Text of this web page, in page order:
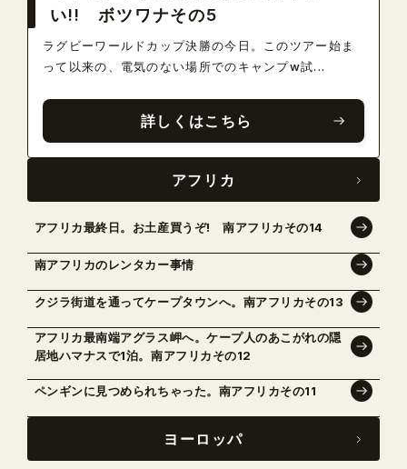
い!! ボツワナその5
ラグビーワールドカップ決勝の今日。このツアー始ま
って以来の、電気のない場所でのキャンプw試...
詳しくはこちら
アフリカ
アフリカ最終日。お土産買うぞ! 南アフリカその14
南アフリカのレンタカー事情
クジラ街道を通ってケープタウンへ。南アフリカその13
アフリカ最南端アグラス岬へ。ケープ人のあこがれの隠
居地ハマナスで1泊。南アフリカその12
ペンギンに見つめられちゃった。南アフリカその11
ヨーロッパ